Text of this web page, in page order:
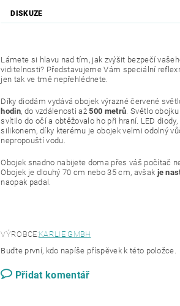
DISKUZE
Lámete si hlavu nad tím, jak zvýšit bezpečí
viditelnosti? Představujeme Vám speciální
jen tak ve tmě nepřehlédnete.
Díky diodám vydává obojek výrazné červené
hodin, do vzdálenosti až500 metrů . Světlo
svítilo do očí a obtěžovalo ho při hraní. LED
silikonem, díky kterému je obojek velmi odolný
nepropouští vodu.
Obojek snadno nabijete doma přes váš počítač
Obojek je dlouhý 70 cm nebo 35 cm, avšak je
naopak padal.
VÝROBCE:KARLIE GMBH
Buďte první, kdo napíše příspěvek k této položce.
Přidat komentář